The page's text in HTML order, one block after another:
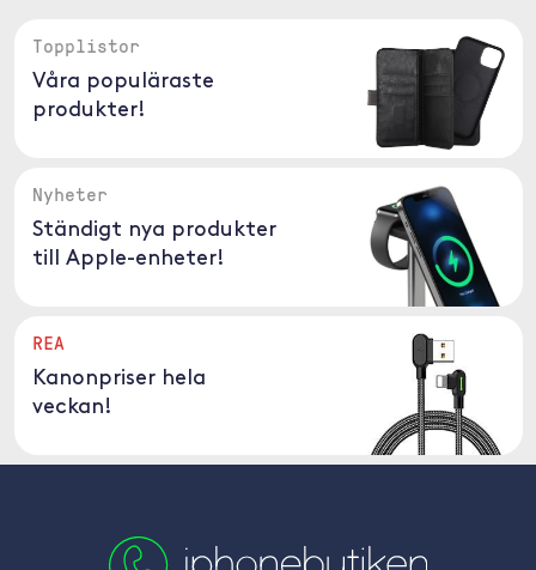
Topplistor
Våra populäraste
produkter!
Nyheter
Ständigt nya produkter
till Apple-enheter!
REA
Kanonpriser hela
veckan!